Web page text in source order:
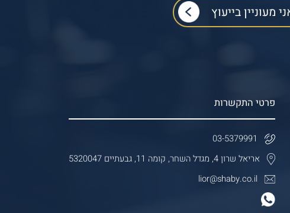
פרטי התקשרות
03-5379991
אריאל שרון 4, מגדל השחר, קומה 11, גבעתיים 5320047
lior@shaby.co.il